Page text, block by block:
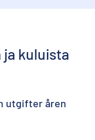
kuluista
utgifter åren